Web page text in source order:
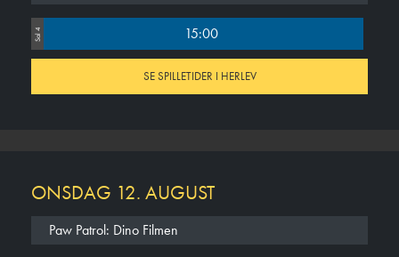
Sal 4 15:00
SE SPILLETIDER I HERLEV
ONSDAG 12. AUGUST
Paw Patrol: Dino Filmen